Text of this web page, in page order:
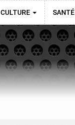
CULTURE SANTÉ